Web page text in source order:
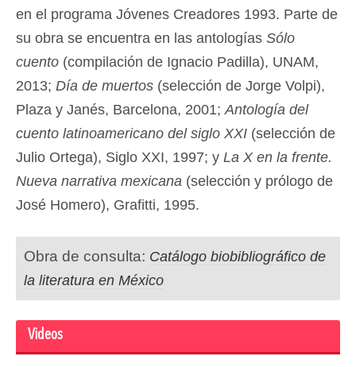
en el programa Jóvenes Creadores 1993. Parte de
su obra se encuentra en las antologías Sólo
cuento (compilación de Ignacio Padilla), UNAM,
2013; Día de muertos (selección de Jorge Volpi),
Plaza y Janés, Barcelona, 2001;Antología del
cuento latinoamericano del siglo XXI (selección de
Julio Ortega), Siglo XXI, 1997; y La X en la frente.
Nueva narrativa mexicana (selección y prólogo de
José Homero), Grafitti, 1995.
Obra de consulta: Catálogo biobibliográfico de
la literatura en México
Videos